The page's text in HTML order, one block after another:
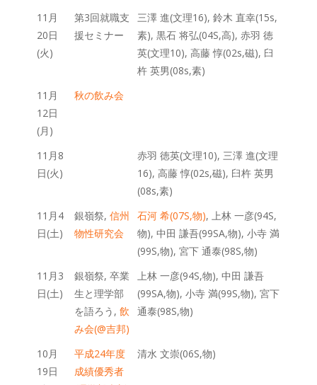
11月
20日
(火)
第3回就職支
援セミナー
三澤 進(文理16), 鈴木 直幸(15s,
素), 黒石 将弘(04S,高), 赤羽 徳
英(文理10), 高藤 惇(02s,磁), 臼
杵 英男(08s,素)
11月
12日
(月)
秋の飲み会
11月8
日(火)
赤羽 徳英(文理10), 三澤 進(文理
16), 高藤 惇(02s,磁), 臼杵 英男
(08s,素)
11月4
日(土)
銀嶺祭,信州
物性研究会
石河 希(07S,物), 上林 一彦(94S,
物), 中田 謙吾(99SA,物), 小寺 満
(99S,物), 宮下 通泰(98S,物)
11月3
日(土)
銀嶺祭, 卒業
生と理学部
を語ろう,飲
み会(@吉邦)
上林 一彦(94S,物), 中田 謙吾
(99SA,物), 小寺 満(99S,物), 宮下
通泰(98S,物)
10月
19日
平成24年度
成績優秀者
清水 文崇(06S,物)